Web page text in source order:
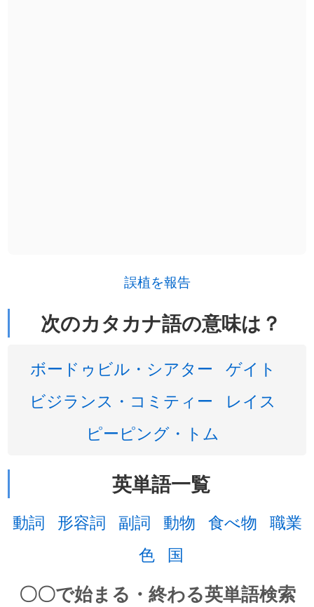
誤植を報告
次のカタカナ語の意味は？
ボードゥビル・シアター ゲイト
ビジランス・コミティー
レイス
ピーピング・トム
英単語一覧
動詞 形容詞 副詞 動物 食べ物 職業
色 国
〇〇で始まる・終わる英単語検索